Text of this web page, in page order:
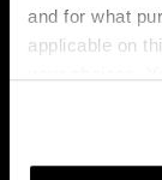
and for what
applicable on